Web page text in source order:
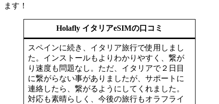
ます！
Holafly イタリアeSIMの口コミ
スペインに続き、イタリア旅行で使用しまし
た。インストールもよりわかりやすく、繋が
り速度も問題なし。ただ、イタリアで２日目
に繋がらない事がありましたが、サポートに
連絡したら、繋がるようにしてくれました。
対応も素晴らしく、今後の旅行もオラフライ